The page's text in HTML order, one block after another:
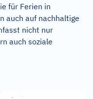
für Ferien in
auch auf nachhaltige
nicht nur
auch soziale